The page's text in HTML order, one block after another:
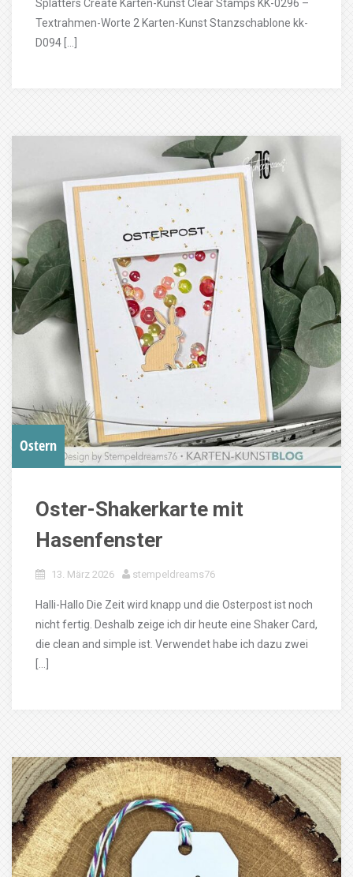
Splatters Create Karten-Kunst Clear Stamps KK-0296 –
Textrahmen-Worte 2 Karten-Kunst Stanzschablone kk-
D094 […]
Ostern
Oster-Shakerkarte mit
Hasenfenster
13. März 2026 stempeldreams76
Halli-Hallo Die Zeit wird knapp und die Osterpost ist noch
nicht fertig. Deshalb zeige ich dir heute eine Shaker Card,
die clean and simple ist. Verwendet habe ich dazu zwei